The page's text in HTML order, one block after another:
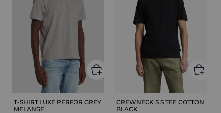
T-SHIRT LUXE PERFOR GREY
MELANGE
CREWNECK S S TEE COTTON
BLACK